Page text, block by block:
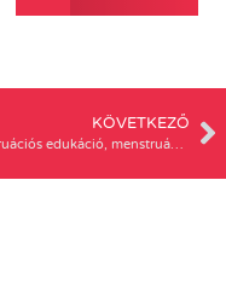
KÖVETKEZŐ
Menstruációs edukáció, menstruációs szegénység 1. – vendégünk Váradi Mariann (szakmai vezető-Magyar Vöröskereszt) | Nőkért Podcast #8